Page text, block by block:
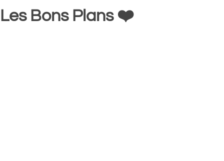
Les Bons Plans ❤️